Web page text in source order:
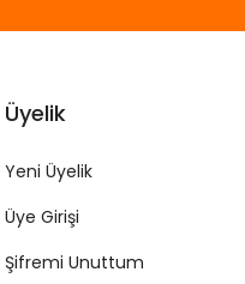
Üyelik
Yeni Üyelik
Üye Girişi
Şifremi Unuttum